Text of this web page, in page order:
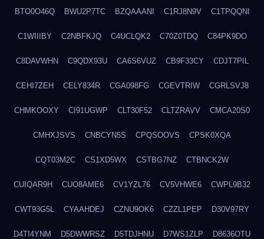
BTO0O46Q BWU2P7TC BZQAAANI C1RJ8N9V C1TPQQNI
C1WIIIBY C2NBFKJQ C4UCLQK2 C70Z0TDQ C84PK9DO
C8DAVWHN C9QDX93U CA6S6VUZ CB9F33CY CDJT7PIL
CEHI7ZEH CELY834R CGA098FG CGEVTRIW CGRLSVJ8
CHMKOOXY CI91UGWP CLT30F52 CLTZRAVV CMCA20S0
CMHXJSVS CNBCYN5S CPQSOOVS CPSK0XQA
CQT03M2C CS1XD5WX CSTBG7NZ CTBNCK2W
CUIQAR9H CUO8AME6 CV1YZL76 CV5VHWE6 CWPL9B32
CWT93G5L CYAAHDEJ CZNU9OK6 CZZL1PEP D30V97RY
D4TI4YNM D5DWWRSZ D5TDJHNU D7WS1ZLP D8636OTU